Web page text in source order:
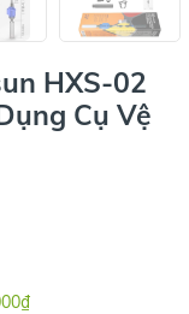
HXS-02
Cụ Vệ